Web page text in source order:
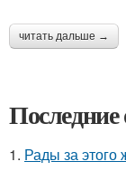
читать дальше →
Последние
1. Рады за этого